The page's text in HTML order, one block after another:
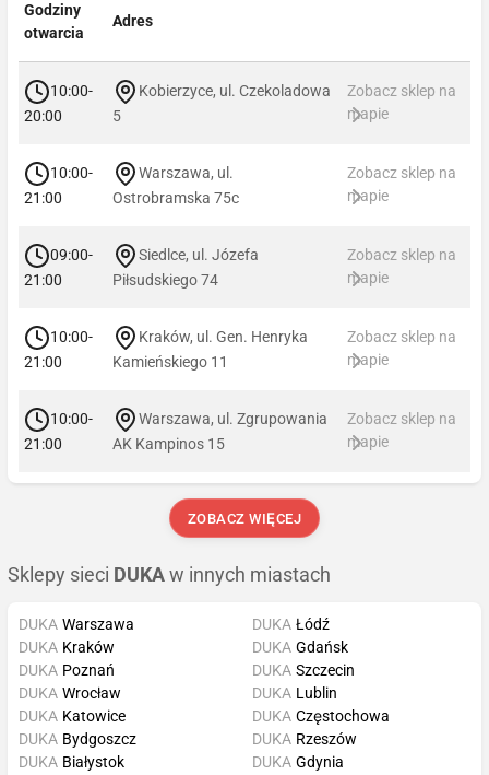
Godziny
otwarcia
Adres
10:00-
20:00
Kobierzyce, ul. Czekoladowa
5
Zobacz sklep na
mapie
10:00-
21:00
Warszawa, ul.
Ostrobramska 75c
Zobacz sklep na
mapie
09:00-
21:00
Siedlce, ul. Józefa
Piłsudskiego 74
Zobacz sklep na
mapie
10:00-
21:00
Kraków, ul. Gen. Henryka
Kamieńskiego 11
Zobacz sklep na
mapie
10:00-
21:00
Warszawa, ul. Zgrupowania
AK Kampinos 15
Zobacz sklep na
mapie
ZOBACZ WIĘCEJ
Sklepy sieci DUKA w innych miastach
DUKA Warszawa
DUKA Kraków
DUKA Poznań
DUKA Wrocław
DUKA Łódź
DUKA Gdańsk
DUKA Szczecin
DUKA Lublin
DUKA Katowice
DUKA Bydgoszcz
DUKA Białystok
DUKA Częstochowa
DUKA Rzeszów
DUKA Gdynia